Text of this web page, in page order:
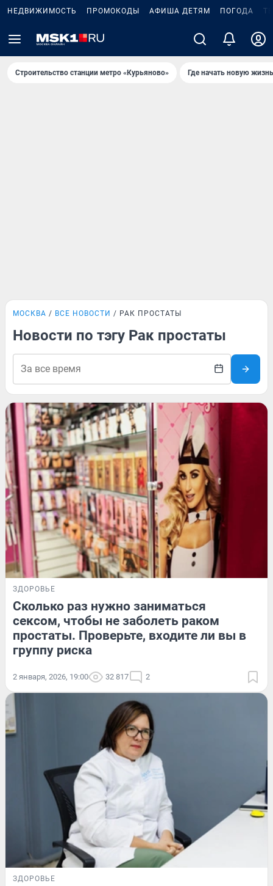
НЕДВИЖИМОСТЬ ПРОМОКОДЫ АФИША ДЕТЯМ ПОГОДА
Строительство станции метро «Курьяново» Где начать новую
МОСКВА ВСЕ НОВОСТИ РАК ПРОСТАТЫ
Новости по тэгу Рак простаты
ЗДОРОВЬЕ
Сколько раз нужно заниматься
сексом, чтобы не заболеть раком
простаты. Проверьте, входите ли вы в
группу риска
2 января, 2026, 19:00 32 817 2
ЗДОРОВЬЕ